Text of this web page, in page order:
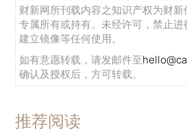
财新网所刊载内容之知识产权为财
专属所有或持有。未经许可，禁止进
建立镜像等任何使用。
如有意愿转载，请发邮件至
确认及授权后，方可转载。
推荐阅读